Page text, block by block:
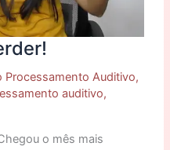
Processamento Auditivo,
auditivo,
o mês mais